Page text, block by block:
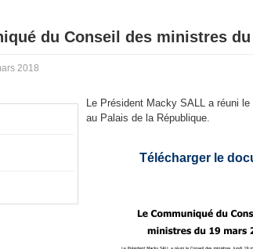
du Conseil des ministres du
2018
Le Président Macky SALL a réuni
au Palais de la République.
Télécharger le